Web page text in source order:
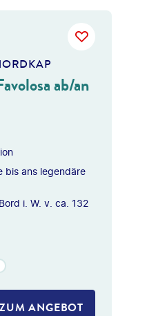
ab/an
bis ans legendäre
i. W. v. ca. 132
ZUM ANGEBOT